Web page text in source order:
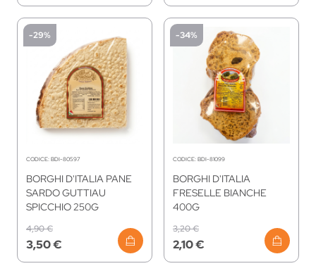
-29%
CODICE: BDI-80597
BORGHI D'ITALIA PANE
SARDO GUTTIAU
SPICCHIO 250G
3,50 €
4,90 €
-34%
CODICE: BDI-81099
BORGHI D'ITALIA
FRESELLE BIANCHE
400G
2,10 €
3,20 €